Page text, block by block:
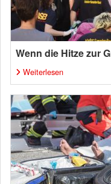
Wenn die Hitze zur
Weiterlesen